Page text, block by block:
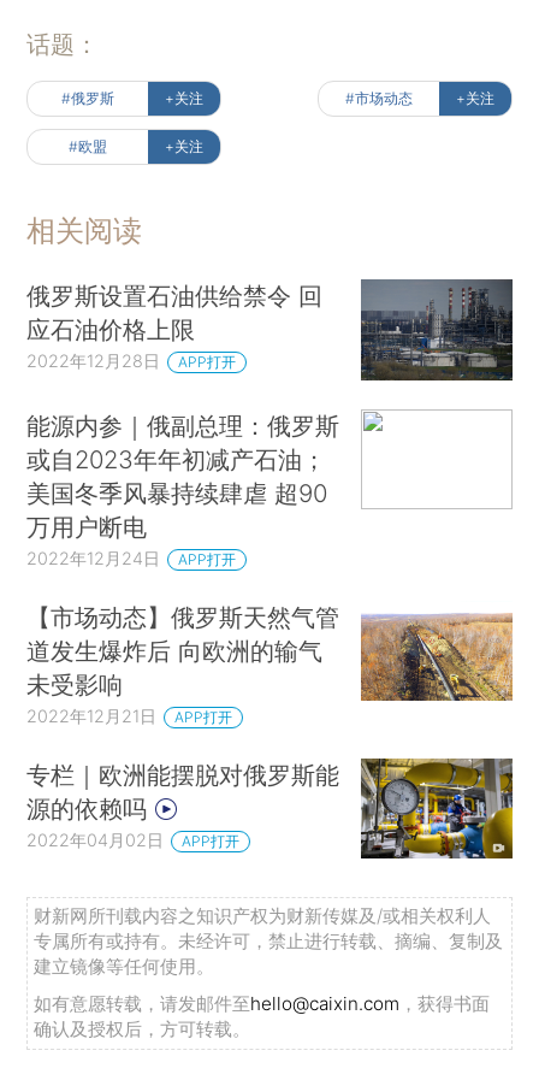
话题：
#俄罗斯 +关注 #市场动态 +关注
#欧盟 +关注
相关阅读
俄罗斯设置石油供给禁令 回
应石油价格上限
2022年12月28日 APP打开
能源内参｜俄副总理：俄罗斯
或自2023年年初减产石油；
美国冬季风暴持续肆虐 超90
万用户断电
2022年12月24日 APP打开
【市场动态】俄罗斯天然气管
道发生爆炸后 向欧洲的输气
未受影响
2022年12月21日 APP打开
专栏｜欧洲能摆脱对俄罗斯能
源的依赖吗
2022年04月02日 APP打开
财新网所刊载内容之知识产权为财新传媒及/或相关权利人
专属所有或持有。未经许可，禁止进行转载、摘编、复制及
建立镜像等任何使用。
如有意愿转载，请发邮件至hello@caixin.com ，获得书面
确认及授权后，方可转载。